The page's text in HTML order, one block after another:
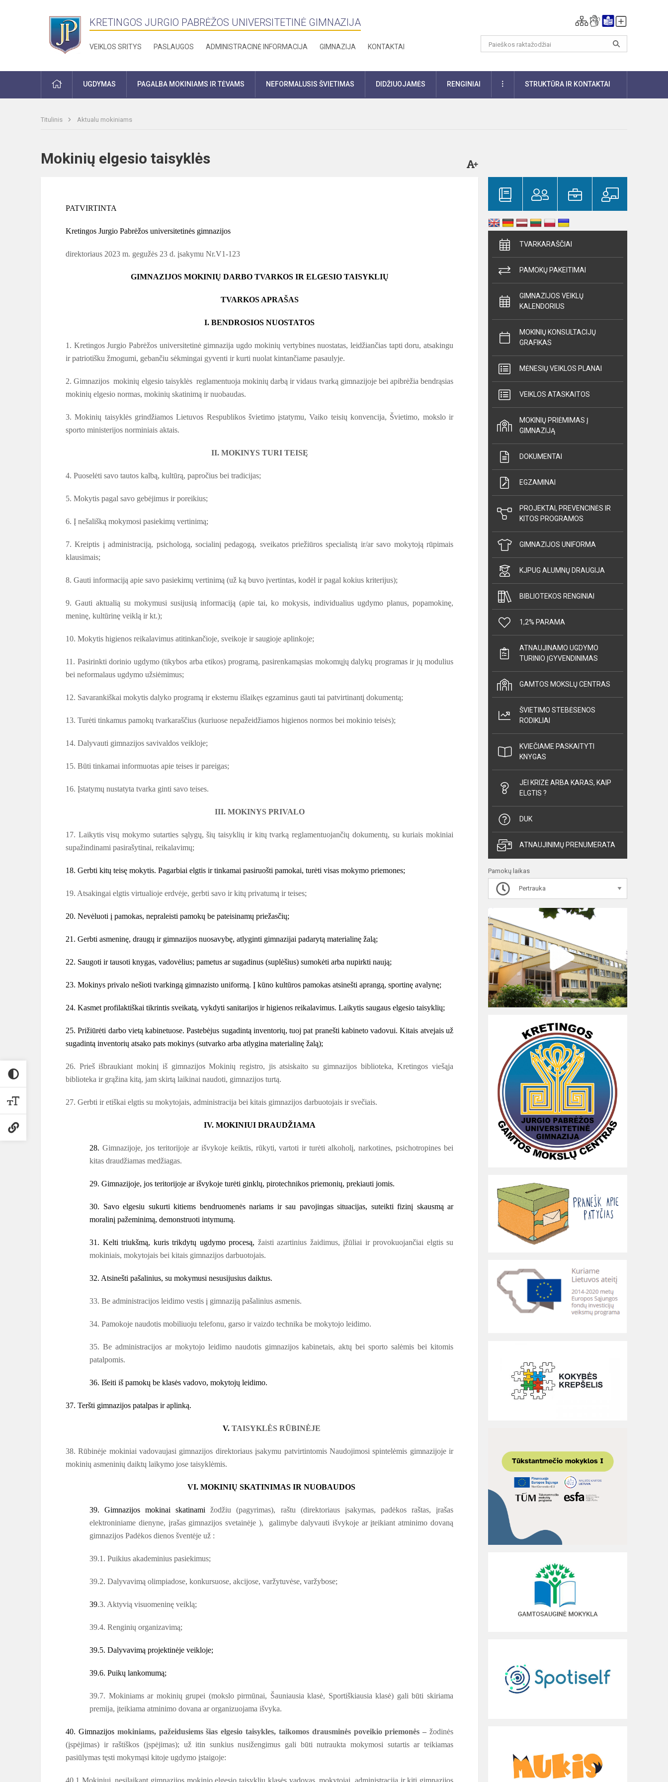
KRETINGOS JURGIO PABRĖŽOS UNIVERSITETINĖ GIMNAZIJA
VEIKLOS SRITYS PASLAUGOS ADMINISTRACINĖ INFORMACIJA GIMNAZIJA KONTAKTAI
PRADŽIAUGDYMAS PAGALBA MOKINIAMS IR TĖVAMS NEFORMALUSIS ŠVIETIMAS DIDŽIUOJAMĖS RENGINIAI DAUGIAUSTRUKTŪRA IR KONTAKTAI
Titulinis Aktualu mokiniams
Mokinių elgesio taisyklės
PATVIRTINTA
Kretingos Jurgio Pabrėžos universitetinės gimnazijos
direktoriaus 2023 m. gegužės 23 d. įsakymu Nr.V1-123
GIMNAZIJOS MOKINIŲ DARBO TVARKOS IR ELGESIO TAISYKLIŲ
TVARKOS APRAŠAS
I. BENDROSIOS NUOSTATOS
1. Kretingos Jurgio Pabrėžos universitetinė gimnazija ugdo mokinių vertybines nuostatas, leidžiančias tapti doru, atsakingu
ir patriotišku žmogumi, gebančiu sėkmingai gyventi ir kurti nuolat kintančiame pasaulyje.
2. Gimnazijos mokinių elgesio taisyklės reglamentuoja mokinių darbą ir vidaus tvarką gimnazijoje bei apibrėžia bendrąsias
mokinių elgesio normas, mokinių skatinimą ir nuobaudas.
3. Mokinių taisyklės grindžiamos Lietuvos Respublikos švietimo įstatymu, Vaiko teisių konvencija, Švietimo, mokslo ir
sporto ministerijos norminiais aktais.
II. MOKINYS TURI TEISĘ
4. Puoselėti savo tautos kalbą, kultūrą, papročius bei tradicijas;
5. Mokytis pagal savo gebėjimus ir poreikius;
6. Į nešališką mokymosi pasiekimų vertinimą;
7. Kreiptis į administraciją, psichologą, socialinį pedagogą, sveikatos priežiūros specialistą ir/ar savo mokytoją rūpimais
klausimais;
8. Gauti informaciją apie savo pasiekimų vertinimą (už ką buvo įvertintas, kodėl ir pagal kokius kriterijus);
9. Gauti aktualią su mokymusi susijusią informaciją (apie tai, ko mokysis, individualius ugdymo planus, popamokinę,
meninę, kultūrinę veiklą ir kt.);
10. Mokytis higienos reikalavimus atitinkančioje, sveikoje ir saugioje aplinkoje;
11. Pasirinkti dorinio ugdymo (tikybos arba etikos) programą, pasirenkamąsias mokomųjų dalykų programas ir jų modulius
bei neformalaus ugdymo užsiėmimus;
12. Savarankiškai mokytis dalyko programą ir eksternu išlaikęs egzaminus gauti tai patvirtinantį dokumentą;
13. Turėti tinkamus pamokų tvarkaraščius (kuriuose nepažeidžiamos higienos normos bei mokinio teisės);
14. Dalyvauti gimnazijos savivaldos veikloje;
15. Būti tinkamai informuotas apie teises ir pareigas;
16. Įstatymų nustatyta tvarka ginti savo teises.
III. MOKINYS PRIVALO
17. Laikytis visų mokymo sutarties sąlygų, šių taisyklių ir kitų tvarką reglamentuojančių dokumentų, su kuriais mokiniai
supažindinami pasirašytinai, reikalavimų;
18. Gerbti kitų teisę mokytis. Pagarbiai elgtis ir tinkamai pasiruošti pamokai, turėti visas mokymo priemones;
19. Atsakingai elgtis virtualioje erdvėje, gerbti savo ir kitų privatumą ir teises;
20. Nevėluoti į pamokas, nepraleisti pamokų be pateisinamų priežasčių;
21. Gerbti asmeninę, draugų ir gimnazijos nuosavybę, atlyginti gimnazijai padarytą materialinę žalą;
22. Saugoti ir tausoti knygas, vadovėlius; pametus ar sugadinus (suplėšius) sumokėti arba nupirkti naują;
23. Mokinys privalo nešioti tvarkingą gimnazisto uniformą. Į kūno kultūros pamokas atsinešti aprangą, sportinę avalynę;
24. Kasmet profilaktiškai tikrintis sveikatą, vykdyti sanitarijos ir higienos reikalavimus. Laikytis saugaus elgesio taisyklių;
25. Prižiūrėti darbo vietą kabinetuose. Pastebėjus sugadintą inventorių, tuoj pat pranešti kabineto vadovui. Kitais atvejais už
sugadintą inventorių atsako pats mokinys (sutvarko arba atlygina materialinę žalą);
26. Prieš išbraukiant mokinį iš gimnazijos Mokinių registro, jis atsiskaito su gimnazijos biblioteka, Kretingos viešąja
biblioteka ir grąžina kitą, jam skirtą laikinai naudoti, gimnazijos turtą.
27. Gerbti ir etiškai elgtis su mokytojais, administracija bei kitais gimnazijos darbuotojais ir svečiais.
IV. MOKINIUI DRAUDŽIAMA
28. Gimnazijoje, jos teritorijoje ar išvykoje keiktis, rūkyti, vartoti ir turėti alkoholį, narkotines, psichotropines bei
kitas draudžiamas medžiagas.
29. Gimnazijoje, jos teritorijoje ar išvykoje turėti ginklų, pirotechnikos priemonių, prekiauti jomis.
30. Savo elgesiu sukurti kitiems bendruomenės nariams ir sau pavojingas situacijas, suteikti fizinį skausmą ar
moralinį pažeminimą, demonstruoti intymumą.
31. Kelti triukšmą, kuris trikdytų ugdymo procesą, žaisti azartinius žaidimus, įžūliai ir provokuojančiai elgtis su
mokiniais, mokytojais bei kitais gimnazijos darbuotojais.
32. Atsinešti pašalinius, su mokymusi nesusijusius daiktus.
33. Be administracijos leidimo vestis į gimnaziją pašalinius asmenis.
34. Pamokoje naudotis mobiliuoju telefonu, garso ir vaizdo technika be mokytojo leidimo.
35. Be administracijos ar mokytojo leidimo naudotis gimnazijos kabinetais, aktų bei sporto salėmis bei kitomis
patalpomis.
36. Išeiti iš pamokų be klasės vadovo, mokytojų leidimo.
37. Teršti gimnazijos patalpas ir aplinką.
V. TAISYKLĖS RŪBINĖJE
38. Rūbinėje mokiniai vadovaujasi gimnazijos direktoriaus įsakymu patvirtintomis Naudojimosi spintelėmis gimnazijoje ir
mokinių asmeninių daiktų laikymo jose taisyklėmis.
VI. MOKINIŲ SKATINIMAS IR NUOBAUDOS
39. Gimnazijos mokinai skatinami
žodžiu (pagyrimas), raštu (direktoriaus įsakymas, padėkos raštas, įrašas
elektroniniame dienyne, įrašas gimnazijos svetainėje ), galimybe dalyvauti išvykoje ar įteikiant atminimo dovaną
gimnazijos Padėkos dienos šventėje už :
39.1. Puikius akademinius pasiekimus;
39.2. Dalyvavimą olimpiadose, konkursuose, akcijose, varžytuvėse, varžybose;
39.3. Aktyvią visuomeninę veiklą;
39.4. Renginių organizavimą;
39.5. Dalyvavimą projektinėje veikloje;
39.6. Puikų lankomumą;
39.7. Mokiniams ar mokinių grupei (mokslo pirmūnai, Šauniausia klasė, Sportiškiausia klasė) gali būti skiriama
premija, įteikiama atminimo dovana ar organizuojama išvyka.
40. Gimnazijos mokiniams, pažeidusiems šias elgesio taisykles, taikomos drausminės poveikio priemonės – žodinės
(įspėjimas) ir raštiškos (įspėjimas); už itin sunkius nusižengimus gali būti nutraukta mokymosi sutartis ar teikiamas
pasiūlymas tęsti mokymąsi kitoje ugdymo įstaigoje:
TVARKARAŠČIAI
PAMOKŲ PAKEITIMAI
GIMNAZIJOS VEIKLŲ
KALENDORIUS
MOKINIŲ KONSULTACIJŲ
GRAFIKAS
MĖNESIŲ VEIKLOS PLANAI
VEIKLOS ATASKAITOS
MOKINIŲ PRIĖMIMAS Į
GIMNAZIJĄ
DOKUMENTAI
EGZAMINAI
PROJEKTAI, PREVENCINĖS IR
KITOS PROGRAMOS
GIMNAZIJOS UNIFORMA
KJPUG ALUMNŲ DRAUGIJA
BIBLIOTEKOS RENGINIAI
1,2% PARAMA
ATNAUJINAMO UGDYMO
TURINIO ĮGYVENDINIMAS
GAMTOS MOKSLŲ CENTRAS
ŠVIETIMO STEBĖSENOS
RODIKLIAI
KVIEČIAME PASKAITYTI
KNYGAS
JEI KRIZĖ ARBA KARAS, KAIP
ELGTIS ?
DUK
ATNAUJINIMŲ PRENUMERATA
Pamokų laikas
Pertrauka